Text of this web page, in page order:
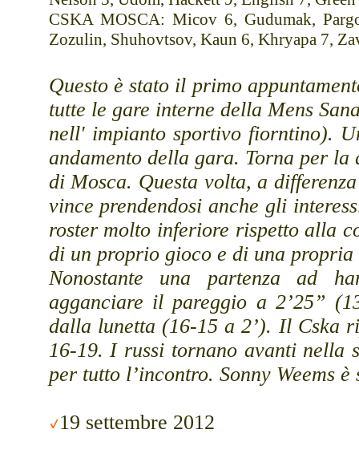
CSKA MOSCA: Micov 6, Gudumak,
Zozulin, Shuhovtsov, Kaun 6, Khryapa 7,
Questo è stato il primo
tutte le gare interne della Mens
nell' impianto sportivo fiorntino).
andamento della gara. Torna per
di Mosca. Questa volta, a
vince prendendosi anche gli
roster molto inferiore rispetto alla
di un proprio gioco e di una propria
Nonostante una partenza ad
agganciare il pareggio a 2’25”
dalla lunetta (16-15 a 2’). Il Cska
16-19. I russi tornano avanti nella
per tutto l’incontro. Sonny Weems
19 settembre 2012